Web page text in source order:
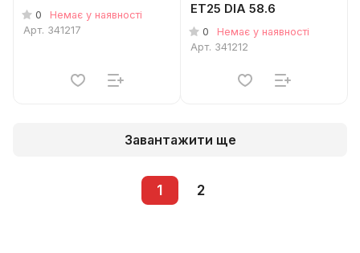
0
Немає у наявності
Арт. 341217
ET25 DIA 58.6
0
Немає у наявності
Арт. 341212
Завантажити ще
1 2